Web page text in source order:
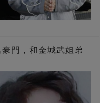
豪門，和金城武姐弟